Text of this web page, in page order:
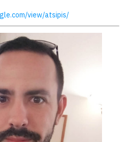
view/atsipis/